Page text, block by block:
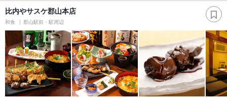
比内やサスケ郡山本店
和食 郡山駅前・駅周辺